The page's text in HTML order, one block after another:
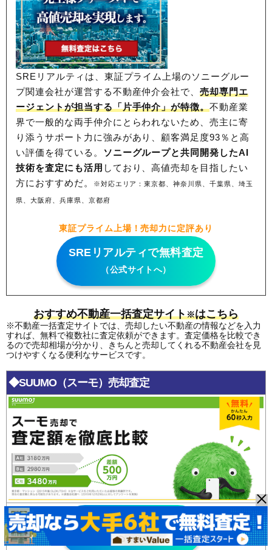
SREリアルティは、東証プライム上場のソニーグルー
プ関連会社が運営する不動産仲介会社で、売却専門エ
ージェントが担当する「片手仲介」が特徴。不動産業
界で一般的な両手仲介にとらわれないため、売主に寄
り添うサポート力に強みがあり、顧客満足度93％と高
い評価を得ている。 ソニーグループと共同開発したAI
技術を査定にも活用 しており、高値売却を目指したい
方におすすめだ。
※対応エリア：東京都、神奈川県、千葉県、埼玉
県、大阪府、兵庫県、京都府
東証プライム上場！売却力に定評あり
SREリアルティで無料査定
（公式サイトへ）
おすすめ不動産一括査定サイト※はこちら
※不動産一括査定サイトでは、売却したい不動産の情報などを入力
すれば、無料で複数社に査定依頼ができます。査定価格を比較でき
るので売却相場が分かり、きちんと売却してくれる不動産会社を見
つけやすくなる便利なサービスです。
◆SUUMO（スーモ）売却査定
SUUMO(スーモ)
無料査定はこちら >>